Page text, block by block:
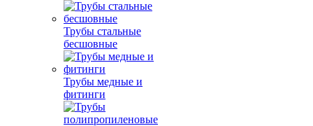
Трубы стальные
бесшовные
Трубы медные и
фитинги